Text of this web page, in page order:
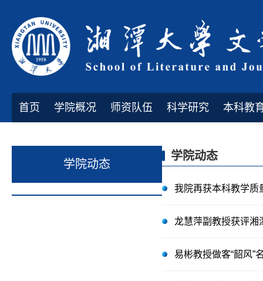
首页 学院概况 师资队伍 科学研究 本科教
学院动态
学院动态
我院再获本科教学质
龙慧萍副教授获评湘
易彬教授做客“韶风”